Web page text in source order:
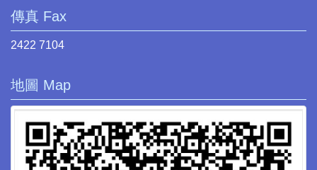
傳真 Fax
2422 7104
地圖 Map